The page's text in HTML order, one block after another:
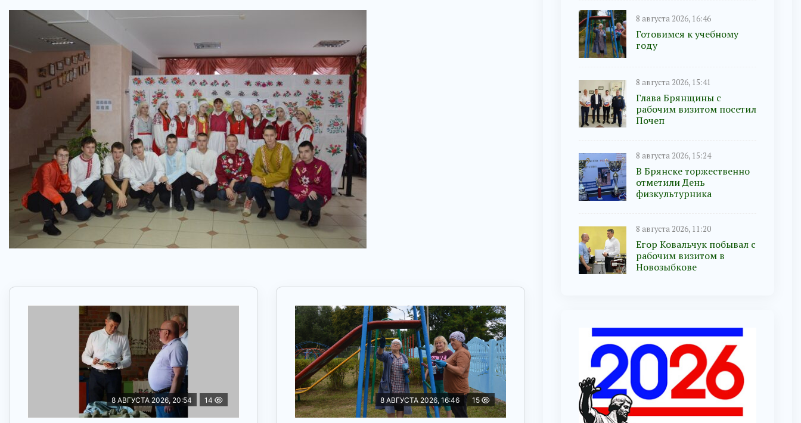
8 АВГУСТА 2026, 20:54 14 8 АВГУСТА 2026, 16:46 15
8 августа 2026, 16:46
Готовимся к учебному
году
8 августа 2026, 15:41
Глава Брянщины с
рабочим визитом посетил
Почеп
8 августа 2026, 15:24
В Брянске торжественно
отметили День
физкультурника
8 августа 2026, 11:20
Егор Ковальчук побывал с
рабочим визитом в
Новозыбкове